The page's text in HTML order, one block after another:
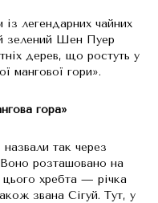
легендарних чайних
зелений Шен Пуер
дерев, що ростуть у
мангової гори».
гора»
так через
Воно розташовано на
цього хребта — річка
звана Сігуй. Тут, у